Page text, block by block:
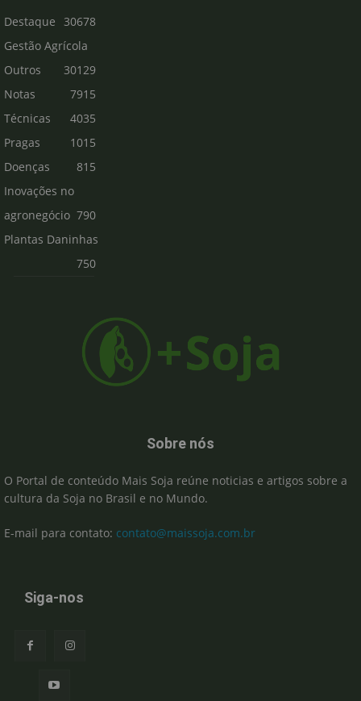
Destaque
30678
Gestão Agrícola
30129
Outros
7915
Notas
Técnicas
4035
Pragas
1015
Doenças
815
Inovações no
agronegócio 790
Plantas Daninhas
750
Sobre nós
O Portal de conteúdo Mais Soja reúne noticias e artigos sobre a
cultura da Soja no Brasil e no Mundo.
E-mail para contato: contato@maissoja.com.br
Siga-nos